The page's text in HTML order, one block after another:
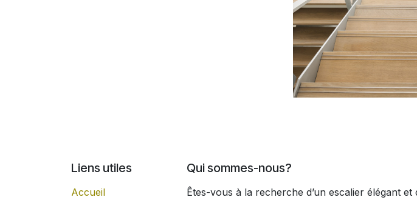
Liens utiles
Accueil
Qui sommes-nous?
Êtes-vous à la recherche d’un escalier élégant et